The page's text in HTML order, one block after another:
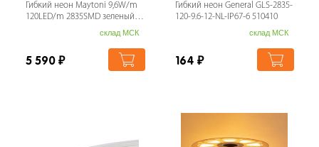
Гибкий неон Maytoni 9,6W/m
120LED/m 2835SMD зеленый
склад МСК
5 590 ₽
Гибкий неон General GLS-2835-
120-9.6-12-NL-IP67-6 510410
склад МСК
164 ₽